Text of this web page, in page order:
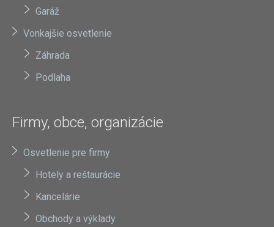
Garáž
Vonkajšie osvetlenie
Záhrada
Podlaha
Firmy, obce, organizácie
Osvetlenie pre firmy
Hotely a reštaurácie
Kancelárie
Obchody a výklady